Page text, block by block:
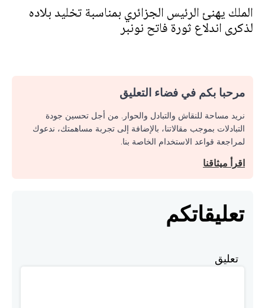
الملك يهنئ الرئيس الجزائري بمناسبة تخليد بلاده
لذكرى اندلاع ثورة فاتح نونبر
مرحبا بكم في فضاء التعليق
نريد مساحة للنقاش والتبادل والحوار. من أجل تحسين جودة
التبادلات بموجب مقالاتنا، بالإضافة إلى تجربة مساهمتك، ندعوك
لمراجعة قواعد الاستخدام الخاصة بنا.
اقرأ ميثاقنا
تعليقاتكم
تعليق